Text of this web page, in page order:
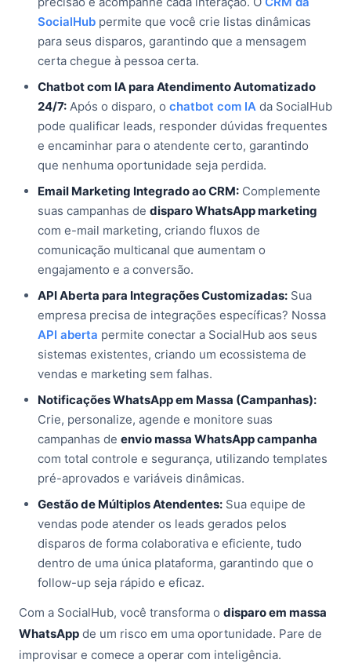
SocialHub permite que você crie listas dinâmicas
para seus disparos, garantindo que a mensagem
certa chegue à pessoa certa.
Chatbot com IA para Atendimento Automatizado
24/7: Após o disparo, o chatbot com IA da SocialHub
pode qualificar leads, responder dúvidas frequentes
e encaminhar para o atendente certo, garantindo
que nenhuma oportunidade seja perdida.
Email Marketing Integrado ao CRM: Complemente
suas campanhas de disparo WhatsApp marketing
com e-mail marketing, criando fluxos de
comunicação multicanal que aumentam o
engajamento e a conversão.
API Aberta para Integrações Customizadas: Sua
empresa precisa de integrações específicas? Nossa
API aberta permite conectar a SocialHub aos seus
sistemas existentes, criando um ecossistema de
vendas e marketing sem falhas.
Notificações WhatsApp em Massa (Campanhas):
Crie, personalize, agende e monitore suas
campanhas de envio massa WhatsApp campanha
com total controle e segurança, utilizando templates
pré-aprovados e variáveis dinâmicas.
Gestão de Múltiplos Atendentes: Sua equipe de
vendas pode atender os leads gerados pelos
disparos de forma colaborativa e eficiente, tudo
dentro de uma única plataforma, garantindo que o
follow-up seja rápido e eficaz.
Com a SocialHub, você transforma o disparo em massa
WhatsApp de um risco em uma oportunidade. Pare de
improvisar e comece a operar com inteligência.